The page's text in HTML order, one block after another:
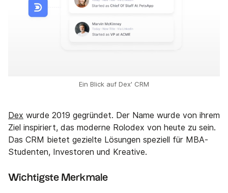
Ein Blick auf Dex' CRM
Dex wurde 2019 gegründet. Der Name wurde von ihrem
Ziel inspiriert, das moderne Rolodex von heute zu sein.
Das CRM bietet gezielte Lösungen speziell für MBA-
Studenten, Investoren und Kreative.
Wichtigste Merkmale